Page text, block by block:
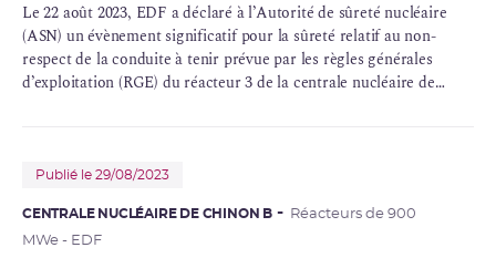
Le 22 août 2023, EDF a déclaré à l’Autorité de sûreté nucléaire
(ASN) un évènement significatif pour la sûreté relatif au non-
respect de la conduite à tenir prévue par les règles générales
d’exploitation (RGE) du réacteur 3 de la centrale nucléaire de
Publié le 29/08/2023
CENTRALE NUCLÉAIRE DE CHINON B
Réacteurs de 900
MWe - EDF